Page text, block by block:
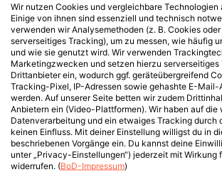
Wir nutzen Cookies und vergleichbare Technologien
Einige von ihnen sind essenziell und technisch
verwenden wir Analysemethoden (z. B. Cookies
serverseitiges Tracking), um zu messen, wie häufig
und wie sie genutzt wird. Wir verwenden
Marketingzwecken und setzen hierzu
Drittanbieter ein, wodurch ggf. geräteübergreifend
Tracking-Pixel, IP-Adressen sowie gehashte E-Mail-
werden. Auf unserer Seite betten wir zudem
Anbietern ein (Video-Plattformen). Wir haben auf die
Datenverarbeitung und ein etwaiges Tracking durch
keinen Einfluss. Mit deiner Einstellung willigst du in
beschriebenen Vorgänge ein. Du kannst deine
unter „Privacy-Einstellungen“) jederzeit mit Wirkung
widerrufen. (BoD-Impressum)